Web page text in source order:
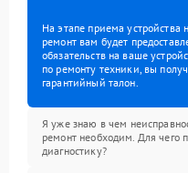
На этапе приема
ремонт вам будет
обязательств на ваше
по ремонту техники, вы
гарантийный талон.
Я уже знаю в чем
ремонт необходим. Для чего
диагностику?